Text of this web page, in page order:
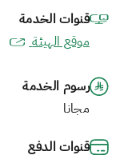
قنوات الخدمة
موقع الهيئة
رسوم الخدمة
مجانا
قنوات الدفع